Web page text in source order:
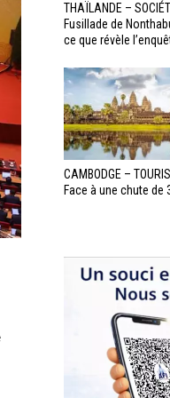
THAÏLANDE –
Fusillade de
ce que révèle
CAMBODGE –
Face à une chute de